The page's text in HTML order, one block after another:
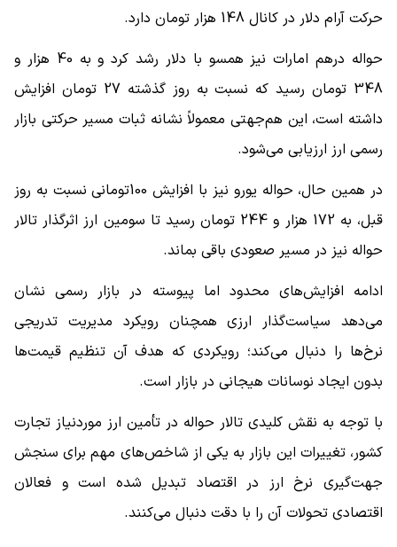
حرکت آرام دلار در کانال 148 هزار تومان دارد.
حواله درهم امارات نیز همسو با دلار رشد کرد و به 40 هزار و
348 تومان رسید که نسبت به روز گذشته 27 تومان افزایش
داشته است، این هم‌جهتی معمولاً نشانه ثبات مسیر حرکتی بازار
رسمی ارز ارزیابی می‌شود.
در همین حال، حواله یورو نیز با افزایش 100تومانی نسبت به روز
قبل، به 172 هزار و 244 تومان رسید تا سومین ارز اثرگذار تالار
حواله نیز در مسیر صعودی باقی بماند.
ادامه افزایش‌های محدود اما پیوسته در بازار رسمی نشان
می‌دهد سیاست‌گذار ارزی همچنان رویکرد مدیریت تدریجی
نرخ‌ها را دنبال می‌کند؛ رویکردی که هدف آن تنظیم قیمت‌ها
بدون ایجاد نوسانات هیجانی در بازار است.
با توجه به نقش کلیدی تالار حواله در تأمین ارز موردنیاز تجارت
کشور، تغییرات این بازار به یکی از شاخص‌های مهم برای سنجش
جهت‌گیری نرخ ارز در اقتصاد تبدیل شده است و فعالان
اقتصادی تحولات آن را با دقت دنبال می‌کنند.